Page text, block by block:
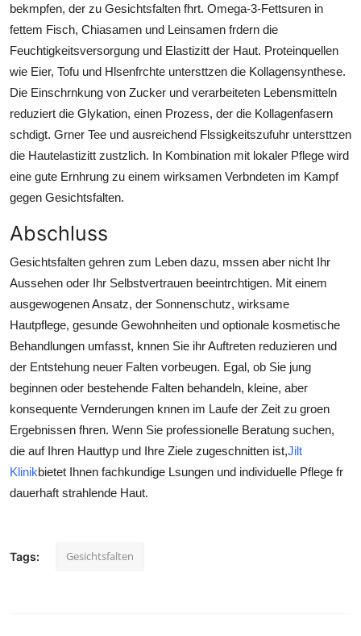
bekmpfen, der zu Gesichtsfalten fhrt. Omega-3-Fettsuren in
fettem Fisch, Chiasamen und Leinsamen frdern die
Feuchtigkeitsversorgung und Elastizitt der Haut. Proteinquellen
wie Eier, Tofu und Hlsenfrchte untersttzen die Kollagensynthese.
Die Einschrnkung von Zucker und verarbeiteten Lebensmitteln
reduziert die Glykation, einen Prozess, der die Kollagenfasern
schdigt. Grner Tee und ausreichend Flssigkeitszufuhr untersttzen
die Hautelastizitt zustzlich. In Kombination mit lokaler Pflege wird
eine gute Ernhrung zu einem wirksamen Verbndeten im Kampf
gegen Gesichtsfalten.
Abschluss
Gesichtsfalten gehren zum Leben dazu, mssen aber nicht Ihr
Aussehen oder Ihr Selbstvertrauen beeintrchtigen. Mit einem
ausgewogenen Ansatz, der Sonnenschutz, wirksame
Hautpflege, gesunde Gewohnheiten und optionale kosmetische
Behandlungen umfasst, knnen Sie ihr Auftreten reduzieren und
der Entstehung neuer Falten vorbeugen. Egal, ob Sie jung
beginnen oder bestehende Falten behandeln, kleine, aber
konsequente Vernderungen knnen im Laufe der Zeit zu groen
Ergebnissen fhren. Wenn Sie professionelle Beratung suchen,
die auf Ihren Hauttyp und Ihre Ziele zugeschnitten ist,Jilt
Klinikbietet Ihnen fachkundige Lsungen und individuelle Pflege fr
dauerhaft strahlende Haut.
Tags: Gesichtsfalten